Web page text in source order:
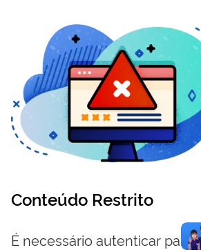
Conteúdo Restrito
É necessário autenticar para